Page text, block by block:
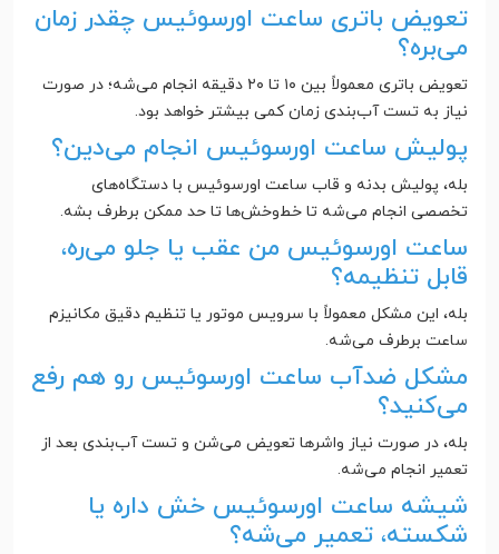
تعویض باتری ساعت اورسوئیس چقدر زمان
می‌بره؟
تعویض باتری معمولاً بین ۱۰ تا ۲۰ دقیقه انجام می‌شه؛ در صورت
نیاز به تست آب‌بندی زمان کمی بیشتر خواهد بود.
پولیش ساعت اورسوئیس انجام می‌دین؟
بله، پولیش بدنه و قاب ساعت اورسوئیس با دستگاه‌های
تخصصی انجام می‌شه تا خط‌وخش‌ها تا حد ممکن برطرف بشه.
ساعت اورسوئیس من عقب یا جلو می‌ره،
قابل تنظیمه؟
بله، این مشکل معمولاً با سرویس موتور یا تنظیم دقیق مکانیزم
ساعت برطرف می‌شه.
مشکل ضدآب ساعت اورسوئیس رو هم رفع
می‌کنید؟
بله، در صورت نیاز واشرها تعویض می‌شن و تست آب‌بندی بعد از
تعمیر انجام می‌شه.
شیشه ساعت اورسوئیس خش داره یا
شکسته، تعمیر می‌شه؟